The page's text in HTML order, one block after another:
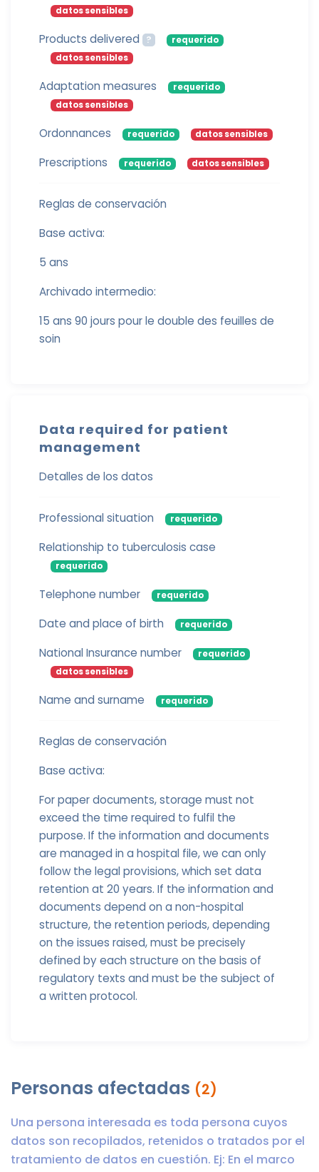
datos sensibles
Products delivered ?
requerido
datos sensibles
Adaptation measures
requerido
datos sensibles
Ordonnances requerido datos sensibles
Prescriptions requerido datos sensibles
Reglas de conservación
Base activa:
5 ans
Archivado intermedio:
15 ans 90 jours pour le double des feuilles de
soin
Data required for patient
management
Detalles de los datos
Professional situation requerido
Relationship to tuberculosis case
requerido
Telephone number requerido
Date and place of birth requerido
National Insurance number
requerido
datos sensibles
Name and surname requerido
Reglas de conservación
Base activa:
For paper documents, storage must not
exceed the time required to fulfil the
purpose. If the information and documents
are managed in a hospital file, we can only
follow the legal provisions, which set data
retention at 20 years. If the information and
documents depend on a non-hospital
structure, the retention periods, depending
on the issues raised, must be precisely
defined by each structure on the basis of
regulatory texts and must be the subject of
a written protocol.
Personas afectadas (2)
Una persona interesada es toda persona cuyos
datos son recopilados, retenidos o tratados por el
tratamiento de datos en cuestión. Ej: En el marco